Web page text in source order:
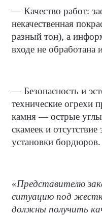
— Качество работ:
некачественная
разный тон), а
входе не обработана
— Безопасность и
технические огрехи
камня — острые
скамеек и
установки бордюров.
«Представителю
ситуацию под
должны получить